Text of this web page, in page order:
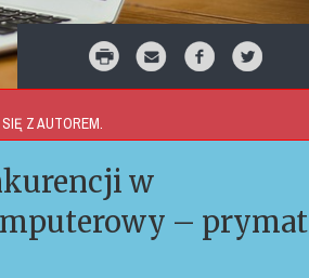
Z AUTOREM.
w
– prymat